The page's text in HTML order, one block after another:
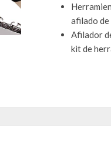
afilado de
Afilador
kit de